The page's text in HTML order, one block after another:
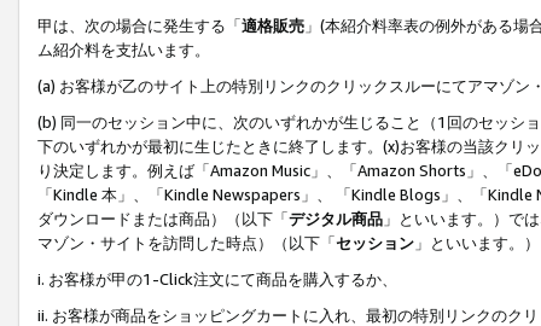
甲は、次の場合に発生する「適格販売 」(本紹介料率表の例外がある
ム紹介料を支払います。
(a) お客様が乙のサイト上の特別リンクのクリックスルーにてアマゾン
(b) 同一のセッション中に、次のいずれかが生じること（1回のセッシ
下のいずれかが最初に生じたときに終了します。(x)お客様の当該ク
り決定します。例えば「Amazon Music」、「Amazon Shorts」、「
「Kindle 本」、「Kindle Newspapers」、 「Kindle Blogs」、「
ダウンロードまたは商品）（以下「デジタル商品 」といいます。）で
マゾン・サイトを訪問した時点）（以下「セッション 」といいます。
i. お客様が甲の1-Click注文にて商品を購入するか、
ii. お客様が商品をショッピングカートに入れ、最初の特別リンクのク